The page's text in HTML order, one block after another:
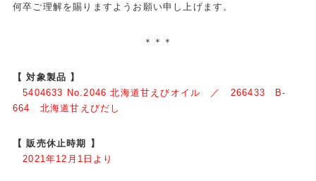
何卒ご理解を賜りますようお願い申し上げます。
＊＊＊
【 対象製品 】
5404633 No.2046 北海道甘えびオイル ／ 266433 B-
664 北海道甘えびだし
【 販売休止時期 】
2021年12月1日より